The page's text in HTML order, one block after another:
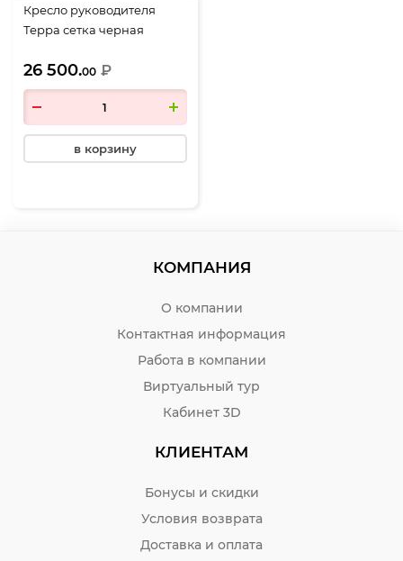
Кресло руководителя
Терра сетка черная
26 500.00 ₽
в корзину
КОМПАНИЯ
О компании
Контактная информация
Работа в компании
Виртуальный тур
Кабинет 3D
КЛИЕНТАМ
Бонусы и скидки
Условия возврата
Доставка и оплата